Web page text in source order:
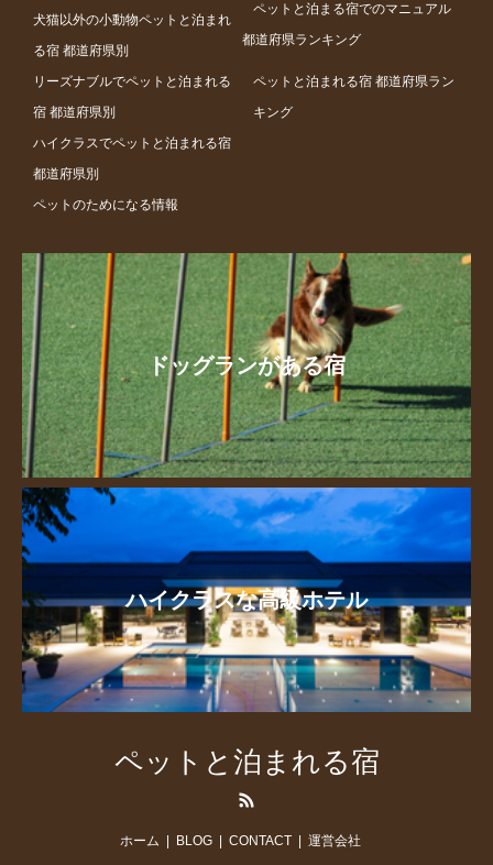
犬猫以外の小動物ペットと泊まれ
る宿 都道府県別
リーズナブルでペットと泊まれる
宿 都道府県別
ハイクラスでペットと泊まれる宿
都道府県別
ペットのためになる情報
ペットと泊まる宿でのマニュアル
都道府県ランキング
ペットと泊まれる宿 都道府県ラン
キング
ドッグランがある宿
ハイクラスな高級ホテル
ペットと泊まれる宿
ホーム BLOG CONTACT 運営会社